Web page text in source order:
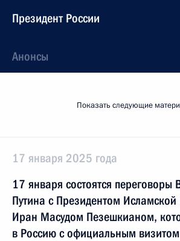
Президент России
Анонсы
Показать следующие
17 января 2025 года
17 января состоятся переговоры
Путина с Президентом Исламской
Иран Масудом Пезешкианом,
в Россию с официальным визитом